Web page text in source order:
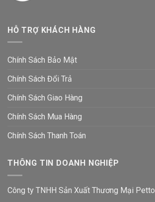
HỖ TRỢ KHÁCH HÀNG
Chính Sách Bảo Mật
Chính Sách Đổi Trả
Chính Sách Giao Hàng
Chính Sách Mua Hàng
Chính Sách Thanh Toán
THÔNG TIN DOANH NGHIỆP
Công ty TNHH Sản Xuất Thương Mại Petto